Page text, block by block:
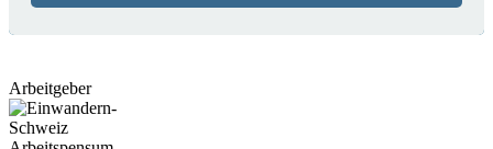
Arbeitgeber